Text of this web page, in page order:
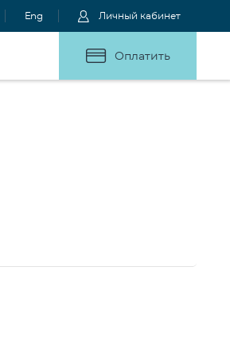
Eng Личный кабинет
Оплатить